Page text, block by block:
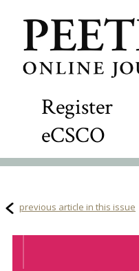
Register
eCSCO
previous article in this issue